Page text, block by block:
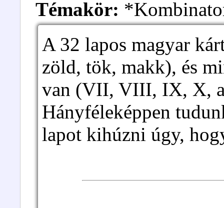
Témakör:
A 32 lapos magyar
zöld, tök, makk), és
van (VII, VIII, IX, X,
Hányféleképpen
lapot kihúzni úgy,